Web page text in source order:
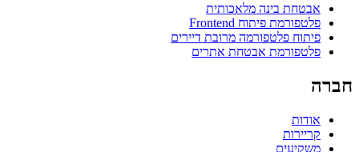
אבטחת בינה מלאכותית
פלטפורמת פיתוח Frontend
פיתוח פלטפורמה מרובת דיירים
פלטפורמת אבטחת אתרים
חברה
אודות
קריירות
משקיעים